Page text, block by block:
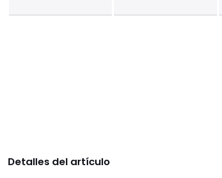
Detalles del artículo